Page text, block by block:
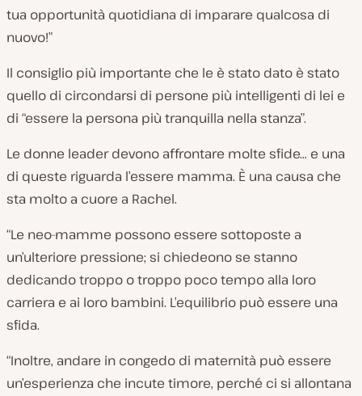
tua opportunità quotidiana di imparare qualcosa di
nuovo!”
Il consiglio più importante che le è stato dato è stato
quello di circondarsi di persone più intelligenti di lei e
di “essere la persona più tranquilla nella stanza”.
Le donne leader devono affrontare molte sfide… e una
di queste riguarda l’essere mamma. È una causa che
sta molto a cuore a Rachel.
“Le neo-mamme possono essere sottoposte a
un’ulteriore pressione; si chiedeono se stanno
dedicando troppo o troppo poco tempo alla loro
carriera e ai loro bambini. L’equilibrio può essere una
sfida.
“Inoltre, andare in congedo di maternità può essere
un’esperienza che incute timore, perché ci si allontana